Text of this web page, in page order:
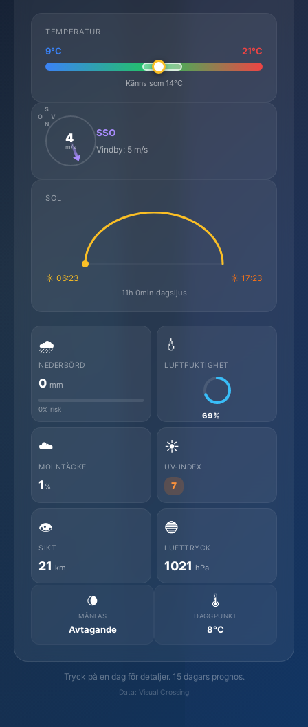
TEMPERATUR
9°C 21°C
Känns som 14°C
N
S
O
V
4
m/s
SSO
Vindby: 5 m/s
SOL
☼ 06:23 ☼ 17:23
11h 0min dagsljus
🌧️
NEDERBÖRD
0 mm
0% risk
💧
LUFTFUKTIGHET
69%
☁️
MOLNTÄCKE
1 %
☀️
UV-INDEX
7
👁️
SIKT
21 km
🔵
LUFTTRYCK
1021 hPa
🌘
MÅNFAS
Avtagande
🌡️
DAGGPUNKT
8°C
Tryck på en dag för detaljer. 15 dagars prognos.
Data: Visual Crossing